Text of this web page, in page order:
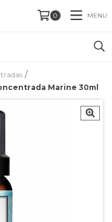
0 MENU
/
Marine 30ml